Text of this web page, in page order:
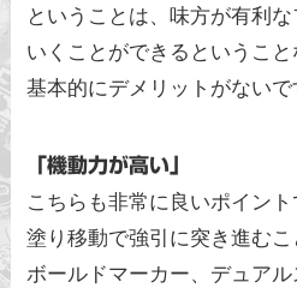
ということは、味方が有利
いくことができるということ
基本的にデメリットがないで
「機動力が高い」
こちらも非常に良いポイン
塗り移動で強引に突き進むこ
ボールドマーカー、デュア